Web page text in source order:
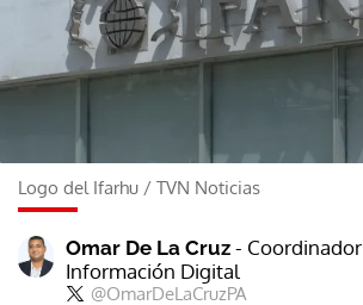
Logo del Ifarhu / TVN Noticias
Omar De La Cruz -
Información Digital
@OmarDeLaCruzPA